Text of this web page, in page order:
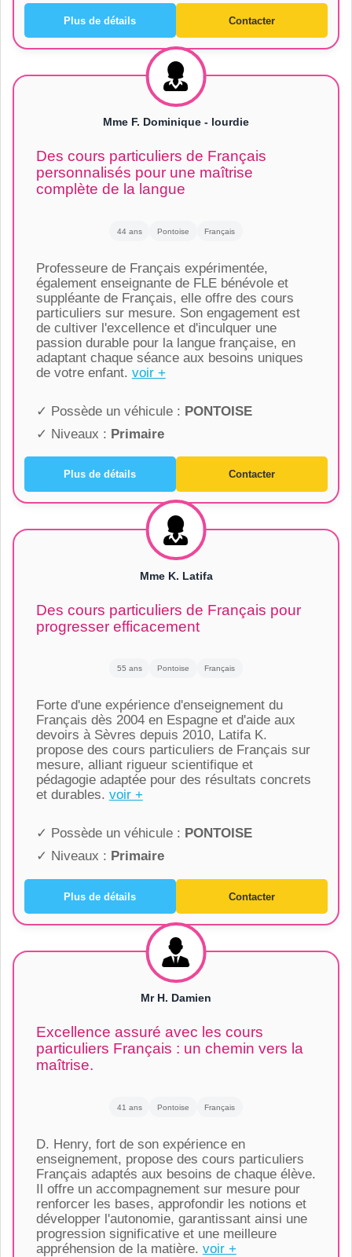
Plus de détails Contacter
Mme F. Dominique - lourdie
Des cours particuliers de Français
personnalisés pour une maîtrise
complète de la langue
44 ans Pontoise Français
Professeure de Français expérimentée,
également enseignante de FLE bénévole et
suppléante de Français, elle offre des cours
particuliers sur mesure. Son engagement est
de cultiver l'excellence et d'inculquer une
passion durable pour la langue française, en
adaptant chaque séance aux besoins uniques
de votre enfant. voir +
✓ Possède un véhicule : PONTOISE
✓ Niveaux : Primaire
Plus de détails Contacter
Mme K. Latifa
Des cours particuliers de Français pour
progresser efficacement
55 ans Pontoise Français
Forte d'une expérience d'enseignement du
Français dès 2004 en Espagne et d'aide aux
devoirs à Sèvres depuis 2010, Latifa K.
propose des cours particuliers de Français sur
mesure, alliant rigueur scientifique et
pédagogie adaptée pour des résultats concrets
et durables. voir +
✓ Possède un véhicule : PONTOISE
✓ Niveaux : Primaire
Plus de détails Contacter
Mr H. Damien
Excellence assuré avec les cours
particuliers Français : un chemin vers la
maîtrise.
41 ans Pontoise Français
D. Henry, fort de son expérience en
enseignement, propose des cours particuliers
Français adaptés aux besoins de chaque élève.
Il offre un accompagnement sur mesure pour
renforcer les bases, approfondir les notions et
développer l'autonomie, garantissant ainsi une
progression significative et une meilleure
appréhension de la matière. voir +